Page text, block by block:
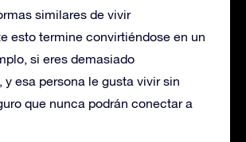
similares de vivir
esto termine convirtiéndose en un
si eres demasiado
y esa persona le gusta vivir sin
que nunca podrán conectar a